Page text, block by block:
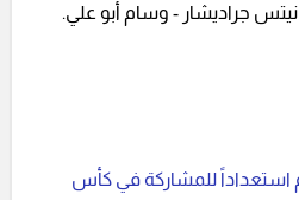
جراديشار - وسام أبو علي.
استعداداً للمشاركة في كأس